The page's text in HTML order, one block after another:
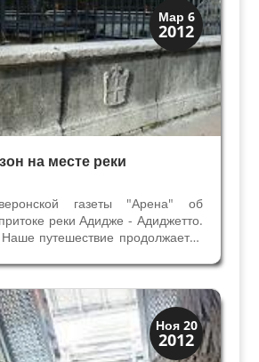
Мар 6
2012
Верона
и площади
на месте реки
газеты "Арена" об
реки Адидже - Адиджетто.
путешествие продолжается
временем. В середине улицы
между улицами Рома и
Ноя 20
2012